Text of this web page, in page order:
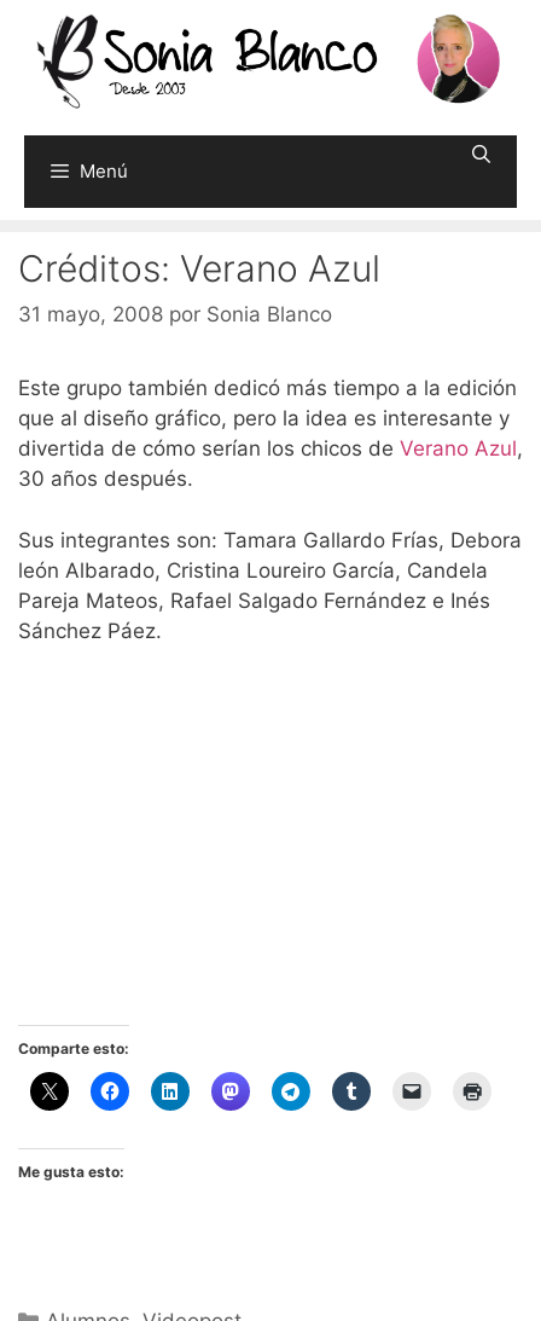
contenido
Menú
Créditos: Verano Azul
31 mayo, 2008 por Sonia Blanco
Este grupo también dedicó más tiempo a la edición
que al diseño gráfico, pero la idea es interesante y
divertida de cómo serían los chicos de Verano Azul,
30 años después.
Sus integrantes son: Tamara Gallardo Frías, Debora
león Albarado, Cristina Loureiro García, Candela
Pareja Mateos, Rafael Salgado Fernández e Inés
Sánchez Páez.
Comparte esto:
Me gusta esto:
Categorías